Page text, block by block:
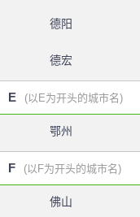
德阳
德宏
E (以E为开头的城市名)
鄂州
F (以F为开头的城市名)
佛山